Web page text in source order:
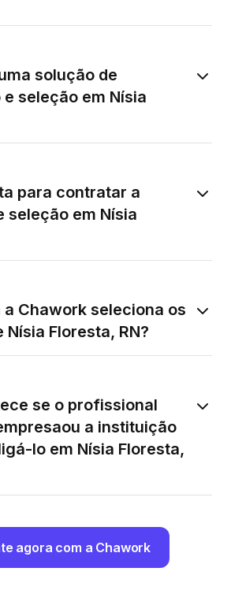
solução de
seleção em Nísia
para contratar a
seleção em Nísia
Chawork seleciona os
Floresta, RN?
se o profissional
a instituição
lo em Nísia Floresta,
agora com a Chawork